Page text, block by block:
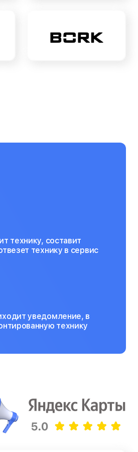
технику, составит
технику в сервис
уведомление, в
технику